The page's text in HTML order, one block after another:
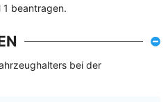
1 beantragen.
bei der